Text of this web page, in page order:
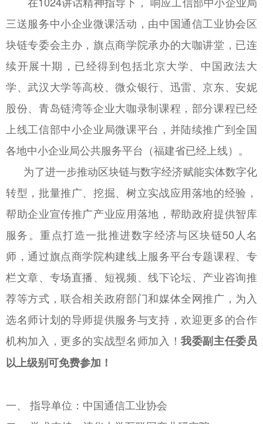
三送服务中小企业微课活动，由中国通信工业协会区
块链专委会主办，旗点商学院承办的大咖讲堂，已连
续开展十期，已经得到包括北京大学、中国政法大
学、武汉大学等高校、微众银行、迅雷、京东、安妮
股份、青岛链湾等企业大咖录制课程，部分课程已经
上线工信部中小企业局微课平台，并陆续推广到全国
各地中小企业局公共服务平台（福建省已经上线）。
为了进一步推动区块链与数字经济赋能实体数字化
转型，批量推广、挖掘、树立实战应用落地的经验，
帮助企业宣传推广产业应用落地，帮助政府提供智库
服务。重点打造一批推进数字经济与区块链50人名
师，通过旗点商学院构建线上服务平台专题课程、专
栏文章、专场直播、短视频、线下论坛、产业咨询推
荐等方式，联合相关政府部门和媒体全网推广，为入
选名师计划的导师提供服务与支持，欢迎更多的合作
机构加入，更多的实战型名师加入！我委副主任委员
以上级别可免费参加！
一、 指导单位：中国通信工业协会